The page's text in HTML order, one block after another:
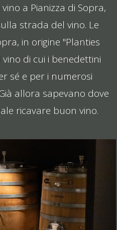
a Pianizza di Sopra,
strada del vino. Le
in origine "Planties
di cui i benedettini
sé e per i numerosi
allora sapevano dove
ricavare buon vino.